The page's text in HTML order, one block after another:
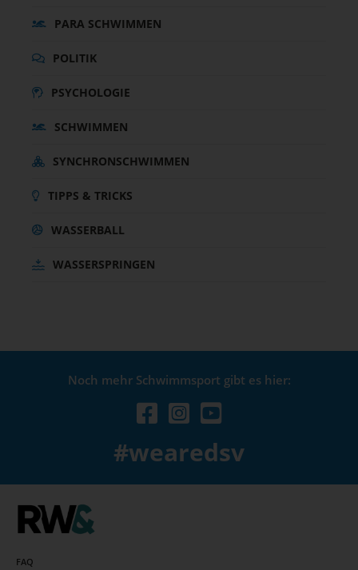
PARA SCHWIMMEN
POLITIK
PSYCHOLOGIE
SCHWIMMEN
SYNCHRONSCHWIMMEN
TIPPS & TRICKS
WASSERBALL
WASSERSPRINGEN
Noch mehr Schwimmsport gibt es hier:
#wearedsv
FAQ